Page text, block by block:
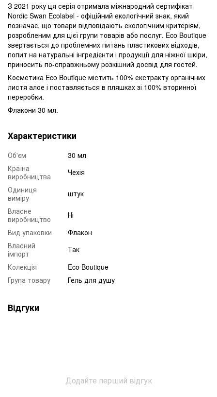
З 2021 року ця серія отримала міжнародний сертифікат
Nordic Swan Ecolabel - офіційний екологічний знак, який
позначає, що товари відповідають екологічним критеріям,
розробленим для цієї групи товарів або послуг. Eco Boutique
звертається до проблемних питань пластикових відходів,
попит на натуральні інгредієнти і продукції для ніжної шкіри,
приносить по-справжньому розкішний досвід для гостей.
Косметика Eco Boutique містить 100% екстракту органічних
листя алое і поставляється в пляшках зі 100% вторинної
переробки.
Флакони 30 мл.
Характеристики
Об'єм
30 мл
Країна
виробництва
Чехія
Одиниця
виміру
штук
Власне
виробництво
Ні
Вид упаковки
Флакон
Власний
імпорт
Так
Колекція
Eco Boutique
Група товару
Гель для душу
Відгуки
Додайте перший відгук